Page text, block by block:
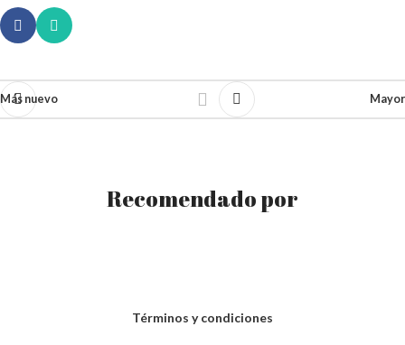
Más nuevo Mayor
Recomendado por
Términos y condiciones